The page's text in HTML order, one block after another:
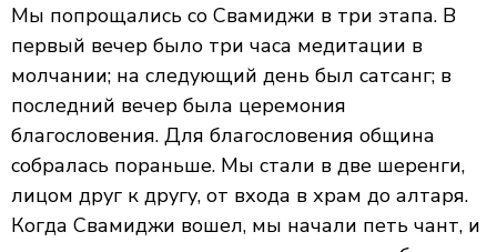
Мы попрощались со Свамиджи в три этапа. В
первый вечер было три часа медитации в
молчании; на следующий день был сатсанг; в
последний вечер была церемония
благословения. Для благословения община
собралась пораньше. Мы стали в две шеренги,
лицом друг к другу, от входа в храм до алтаря.
Когда Свамиджи вошел, мы начали петь чант, и